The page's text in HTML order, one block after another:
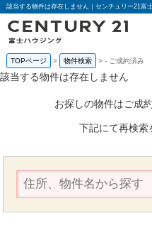
該当する物件は存在しません｜センチュリー21富
TOPページ 物件検索 - ご成約済み
該当する物件は存在しません
お探しの物件はご成
下記にて再検索